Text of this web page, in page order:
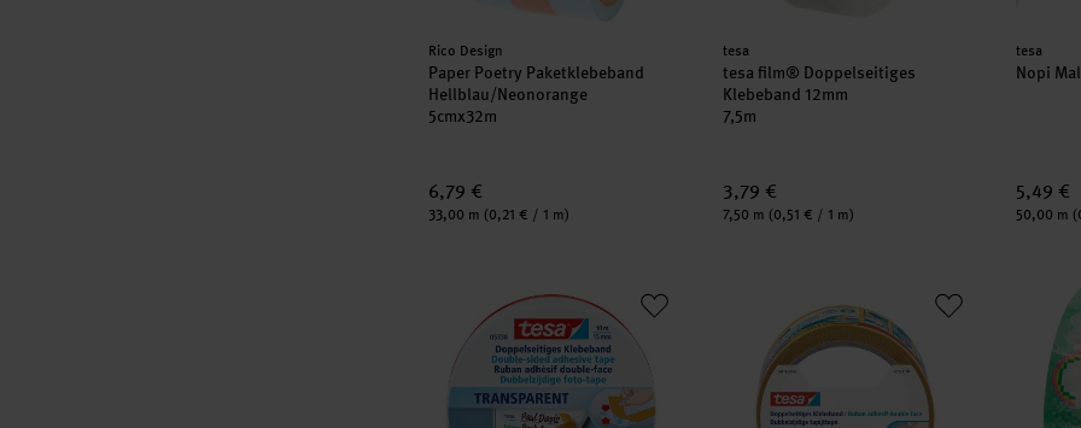
Hersteller:
Rico Design
Paper Poetry Paketklebeband
Hellblau/Neonorange
5cmx32m
6,79 €
Inhalt:
33,00 m (0,21 € / 1 m)
Hersteller:
tesa
tesa film® Doppelseitiges
Klebeband 12mm
7,5m
3,79 €
Inhalt:
7,50 m (0,51 € / 1 m)
tesa
Nopi
5,49 €
Inhalt:
50,00 m
Paper